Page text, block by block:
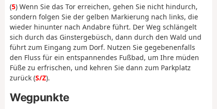
(5) Wenn Sie das Tor erreichen, gehen Sie nicht hindurch,
sondern folgen Sie der gelben Markierung nach links, die
wieder hinunter nach Andabre führt. Der Weg schlängelt
sich durch das Ginstergebüsch, dann durch den Wald und
führt zum Eingang zum Dorf. Nutzen Sie gegebenenfalls
den Fluss für ein entspannendes Fußbad, um Ihre müden
Füße zu erfrischen, und kehren Sie dann zum Parkplatz
zurück (S/Z).
Wegpunkte